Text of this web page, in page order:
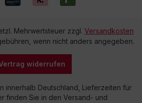
Mehrwertsteuer zzgl. Versandkosten
wenn nicht anders angegeben.
widerrufen
innerhalb Deutschland, Lieferzeiten für
finden Sie in den Versand- und